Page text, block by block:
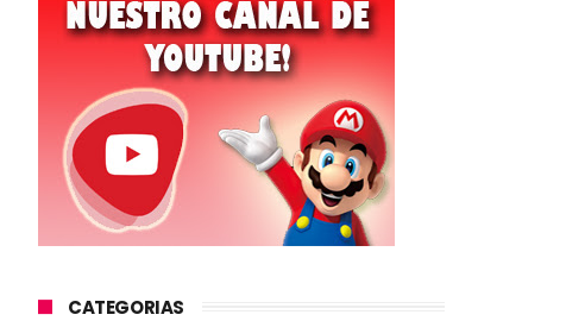
CATEGORIAS